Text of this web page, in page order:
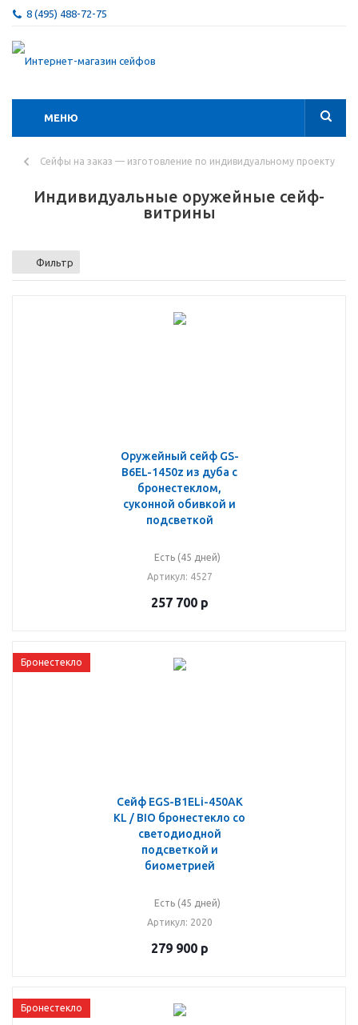
8 (495) 488-72-75
МЕНЮ
Сейфы на заказ — изготовление по индивидуальному проекту
Индивидуальные оружейные сейф-
витрины
Фильтр
Оружейный сейф GS-
B6EL-1450z из дуба с
бронестеклом,
суконной обивкой и
подсветкой
Есть (45 дней)
Артикул: 4527
257 700р
Бронестекло
Сейф EGS-B1ELi-450АК
KL / BIO бронестекло со
светодиодной
подсветкой и
биометрией
Есть (45 дней)
Артикул: 2020
279 900р
Бронестекло